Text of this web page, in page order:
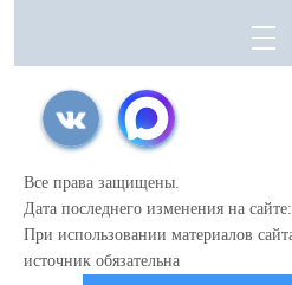
Все права защищены.
Дата последнего изменения на
При использовании материалов
источник обязательна